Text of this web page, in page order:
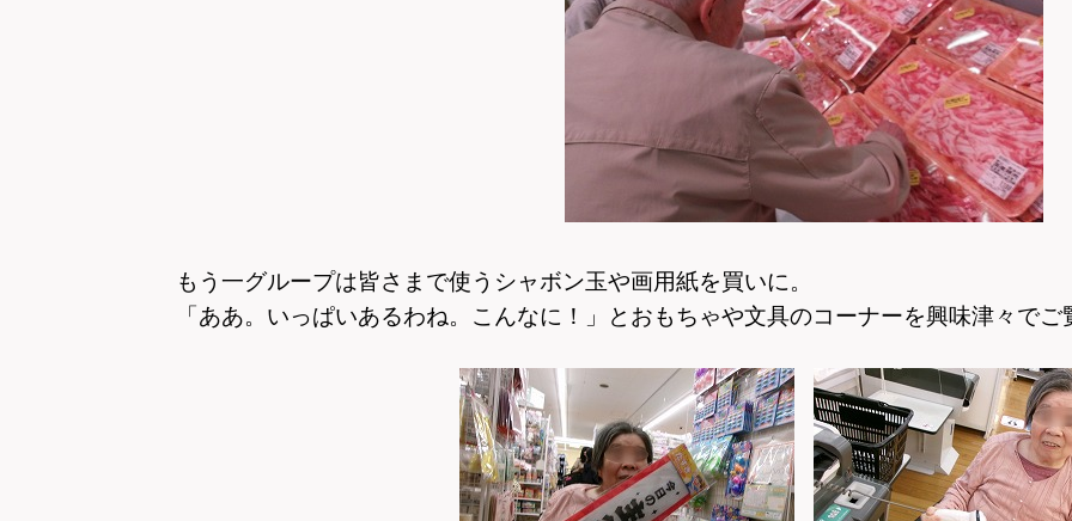
もう一グループは皆さまで使うシャボン玉や画用紙を買いに。
「ああ。いっぱいあるわね。こんなに！」とおもちゃや文具のコーナーを興味津々で